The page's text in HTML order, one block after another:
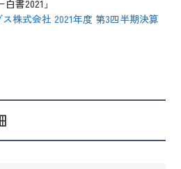
書2021」
株式会社 2021年度 第3四半期決算